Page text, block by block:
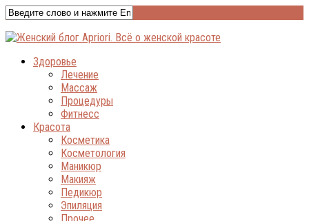
Здоровье
Лечение
Массаж
Процедуры
Фитнесс
Красота
Косметика
Косметология
Маникюр
Макияж
Педикюр
Эпиляция